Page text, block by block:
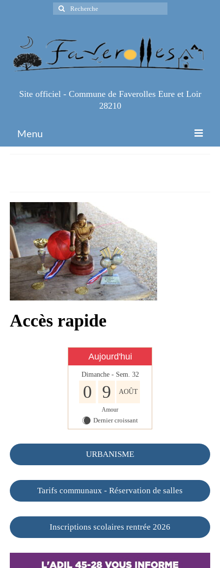
Rechercher
:
Site officiel - Commune de Faverolles Eure et Loir
28210
Menu
Infos Pratiques
Infos règlementaires
Contact et horaires
Mon village
Mes démarches
Faverolles Infos – Format
Séjourner à Faverolles
Nos Partenaires
Accès rapide
Aujourd'hui
Dimanche - Sem. 32
0 9 AOÛT
Amour
X Dernier croissant
URBANISME
Tarifs communaux - Réservation de salles
Inscriptions scolaires rentrée 2026